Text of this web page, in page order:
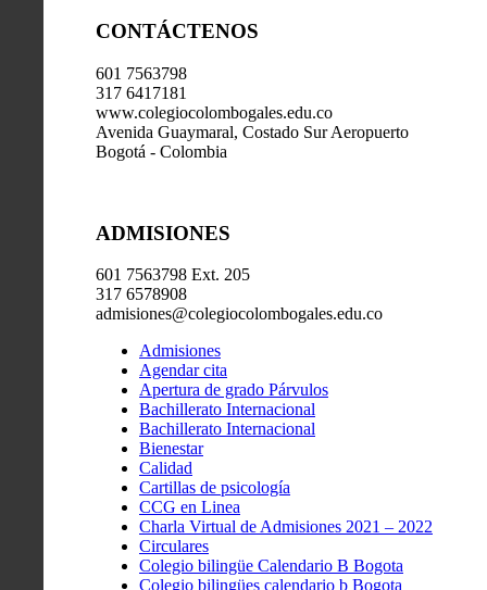
CONTÁCTENOS
601 7563798
317 6417181
www.colegiocolombogales.edu.co
Avenida Guaymaral, Costado Sur Aeropuerto
Bogotá - Colombia
ADMISIONES
601 7563798 Ext. 205
317 6578908
admisiones@colegiocolombogales.edu.co
Admisiones
Agendar cita
Apertura de grado Párvulos
Bachillerato Internacional
Bachillerato Internacional
Bienestar
Calidad
Cartillas de psicología
CCG en Linea
Charla Virtual de Admisiones 2021 – 2022
Circulares
Colegio bilingüe Calendario B Bogota
Colegio bilingües calendario b Bogota